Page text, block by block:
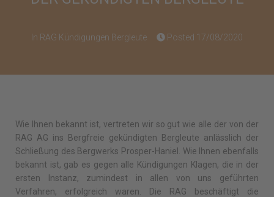
In RAG Kündigungen Bergleute Posted 17/08/2020
Wie Ihnen bekannt ist, vertreten wir so gut wie alle der von der
RAG AG ins Bergfreie gekündigten Bergleute anlässlich der
Schließung des Bergwerks Prosper-Haniel. Wie Ihnen ebenfalls
bekannt ist, gab es gegen alle Kündigungen Klagen, die in der
ersten Instanz, zumindest in allen von uns geführten
Verfahren, erfolgreich waren. Die RAG beschäftigt die